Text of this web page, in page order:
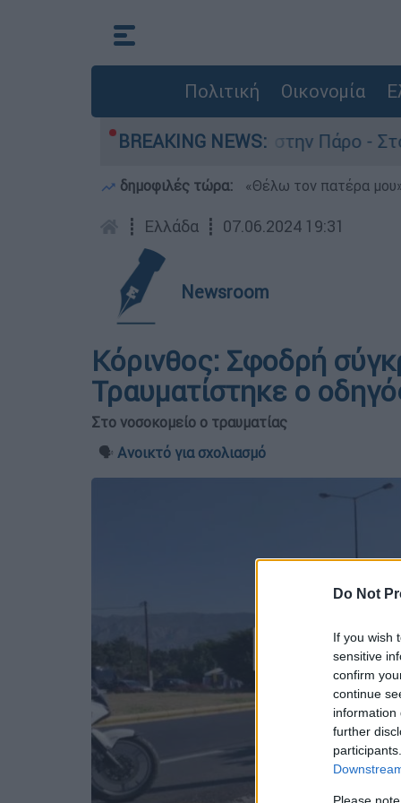
Do Not
If you wish
sensitive
confirm
continue
information
further
Please
Πολιτική Οικονομία
BREAKING NEWS:
τον θάνατο του 4χρονου στην Πάρο - Στο
δημοφιλές τώρα: «Θέλω τον πατέρα
┋ Ελλάδα ┋ 07.06.2024 19:31
Newsroom
Κόρινθος: Σφοδρή
Τραυματίστηκε ο
Στο νοσοκομείο ο τραυματίας
🗣️ Ανοικτό για σχολιασμό